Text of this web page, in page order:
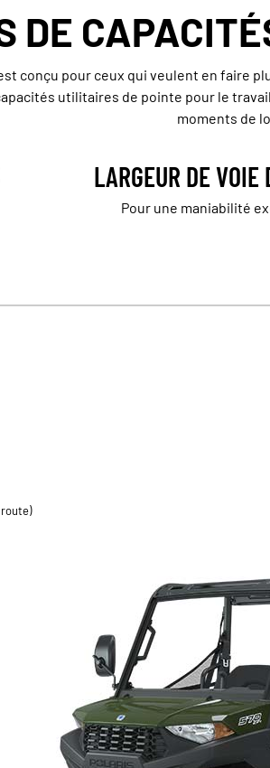
DE
est conçu pour ceux qui veulent en faire
utilitaires de pointe pour le
moments de
LARGEUR DE VOIE
Pour une maniabilité